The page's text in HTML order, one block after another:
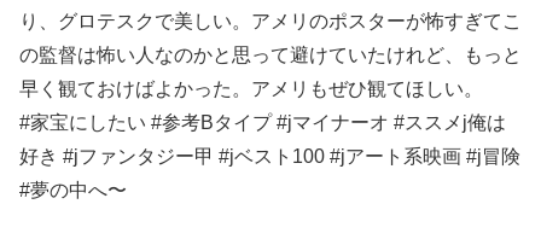
り、グロテスクで美しい。アメリのポスターが怖すぎてこ
の監督は怖い人なのかと思って避けていたけれど、もっと
早く観ておけばよかった。アメリもぜひ観てほしい。
#家宝にしたい #参考Bタイプ #jマイナーオ #ススメj俺は
好き #jファンタジー甲 #jベスト100 #jアート系映画 #j冒険
#夢の中へ〜